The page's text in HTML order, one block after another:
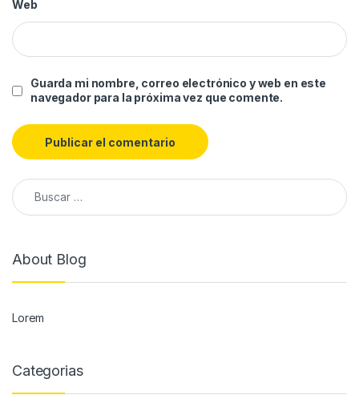
Web
Guarda mi nombre, correo electrónico y web en este
navegador para la próxima vez que comente.
About Blog
Lorem
Categorias